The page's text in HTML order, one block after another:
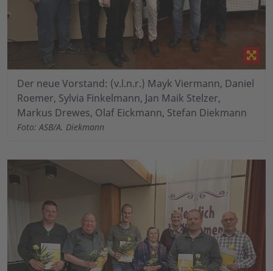
Der neue Vorstand: (v.l.n.r.) Mayk Viermann, Daniel
Roemer, Sylvia Finkelmann, Jan Maik Stelzer,
Markus Drewes, Olaf Eickmann, Stefan Diekmann
Foto: ASB/A. Diekmann